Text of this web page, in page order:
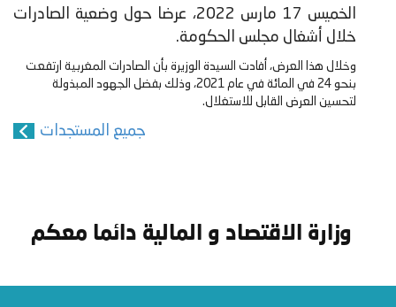
الخميس 17 مارس 2022، عرضا حول وضعية الصادرات
خلال أشغال مجلس الحكومة.
وخلال هذا العرض، أفادت السيدة الوزيرة بأن الصادرات المغربية ارتفعت
بنحو 24 في المائة في عام 2021، وذلك بفضل الجهود المبذولة
لتحسين العرض القابل للاستغلال.
جميع المستجدات
وزارة الاقتصاد و المالية دائما معكم